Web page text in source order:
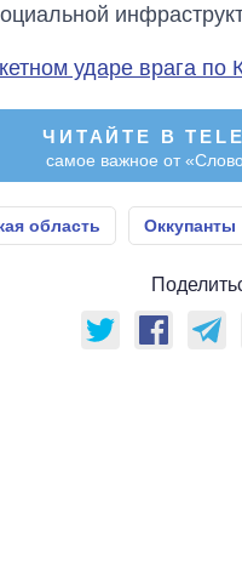
ударе врага по
ЧИТАЙТЕ В
самое важное от
область Оккупанты